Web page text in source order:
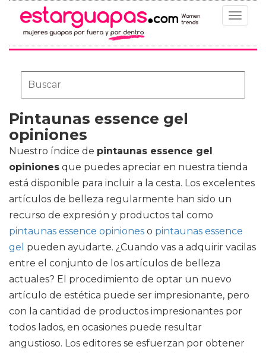
Toggle
Pintaunas essence gel
opiniones
Nuestro índice de pintaunas essence gel
opiniones que puedes apreciar en nuestra tienda
está disponible para incluir a la cesta. Los excelentes
artículos de belleza regularmente han sido un
recurso de expresión y productos tal como
pintaunas essence opiniones o pintaunas essence
gel pueden ayudarte. ¿Cuando vas a adquirir vacilas
entre el conjunto de los artículos de belleza
actuales? El procedimiento de optar un nuevo
artículo de estética puede ser impresionante, pero
con la cantidad de productos impresionantes por
todos lados, en ocasiones puede resultar
angustioso. Los editores se esfuerzan por obtener